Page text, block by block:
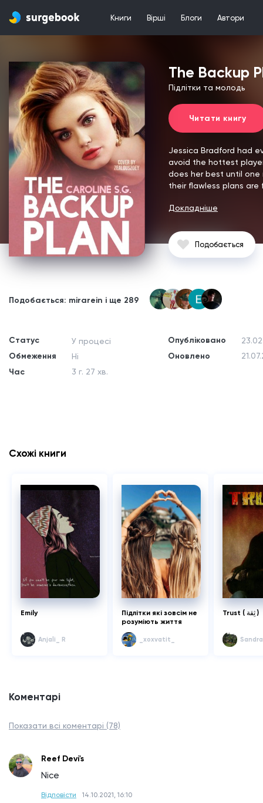
Книги Вірші Блоги Автори
The Backup
Підлітки та молодь
Читати книгу
Jessica Bradford had
avoid the hottest
does her best until
their flawless plans
Докладніше
Подобається
Подобається: mirarein і ще 289
Статус
Обмеження
Час
У процесі
Ні
3 г. 27 хв.
Опубліковано
Оновлено
Схожі книги
Emily
Anjali_ R
Підлітки які зовсім не
розуміють життя
_xoxvatit_
Trust ( ثِقة )
Коментарі
Показати всі коментарі (78)
Reef Devi's
Nice
Відповісти 14.10.2021, 16:10